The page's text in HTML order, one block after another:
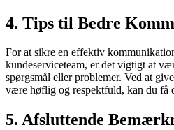
4. Tips til Bedre
For at sikre en effektiv
kundeserviceteam, er det vigtigt at
spørgsmål eller problemer. Ved at
være høflig og respektfuld, kan du få
5. Afsluttende